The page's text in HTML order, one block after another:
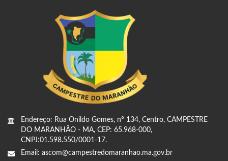
Endereço: Rua Onildo Gomes, nº 134, Centro, CAMPESTRE
DO MARANHÃO - MA, CEP: 65.968-000,
CNPJ:01.598.550/0001-17.
Email: ascom@campestredomaranhao.ma.gov.br